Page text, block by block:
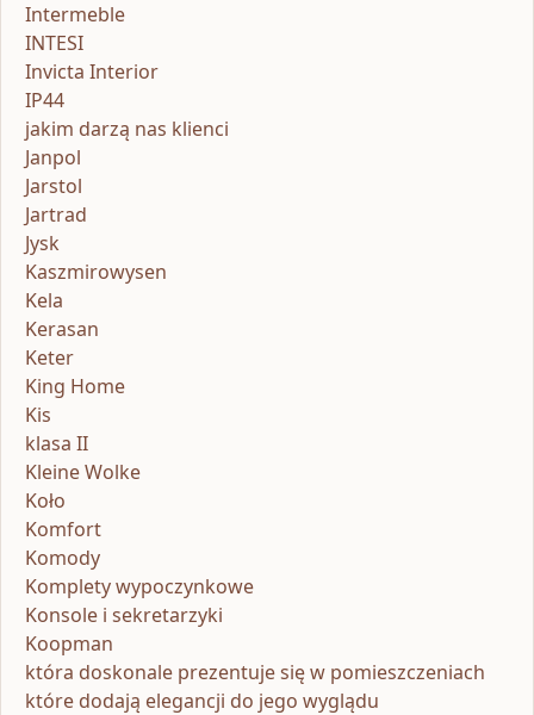
Intermeble
INTESI
Invicta Interior
IP44
jakim darzą nas klienci
Janpol
Jarstol
Jartrad
Jysk
Kaszmirowysen
Kela
Kerasan
Keter
King Home
Kis
klasa II
Kleine Wolke
Koło
Komfort
Komody
Komplety wypoczynkowe
Konsole i sekretarzyki
Koopman
która doskonale prezentuje się w pomieszczeniach
które dodają elegancji do jego wyglądu